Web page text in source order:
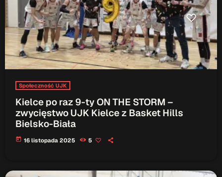
Społeczność UJK
Kielce po raz 9-ty ON THE STORM –
zwycięstwo UJK Kielce z Basket Hills
Bielsko-Biała
today 16 listopada 2025 5